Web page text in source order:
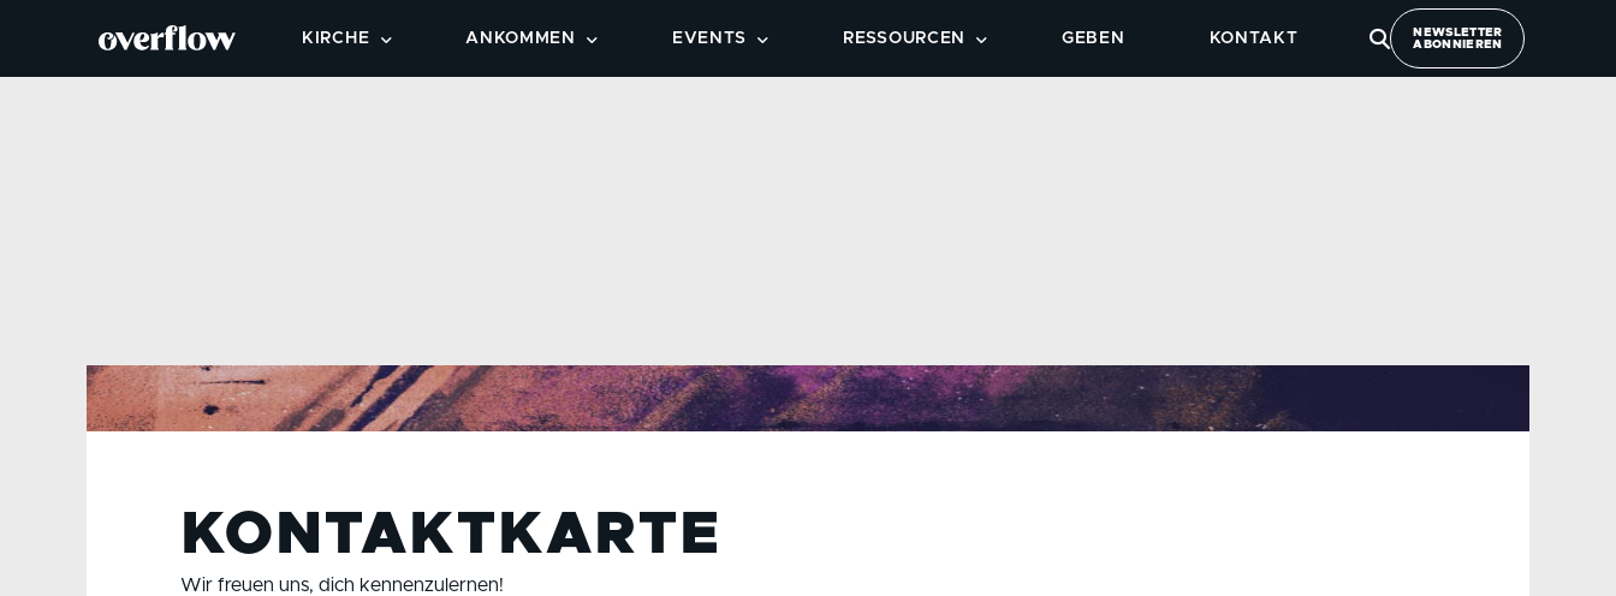
KIRCHE
OVERFLOW CAFÉ
OVERFLOW GO
ANKOMMEN EVENTS RESSOURCEN GEBEN KONTAKT
NEWSLETTER
ABONNIEREN
KONTAKTKARTE
Wir freuen uns, dich kennenzulernen!